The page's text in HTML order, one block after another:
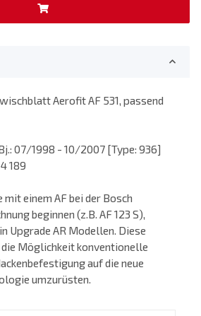
Aerofit AF 531, passend
07/1998 - 10/2007 [Type: 936]
189
einem AF bei der Bosch
beginnen (z.B. AF 123 S),
Upgrade AR Modellen. Diese
Möglichkeit konventionelle
auf die neue
umzurüsten.